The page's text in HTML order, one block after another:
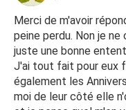
Merci de m'avoir
peine perdu. Non je
juste une bonne
J'ai tout fait pour eux
également les
moi de leur côté elle